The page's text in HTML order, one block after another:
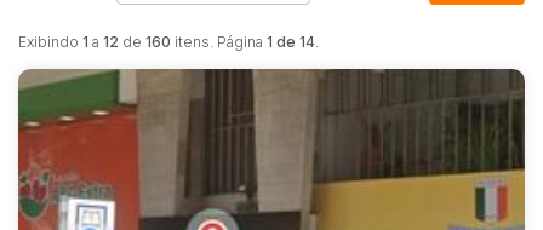
Vaga de Garagem
Materiais
Veículos
Caminhão
Exibindo 1 a 12 de 160 itens. Página 1 de 14.